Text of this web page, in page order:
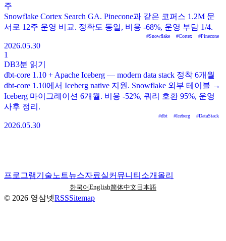
주
Snowflake Cortex Search GA. Pinecone과 같은 코퍼스 1.2M 문
서로 12주 운영 비교. 정확도 동일, 비용 -68%, 운영 부담 1/4.
#Snowflake #Cortex #Pinecone
2026.05.30
1
DB3분 읽기
dbt-core 1.10 + Apache Iceberg — modern data stack 정착 6개월
dbt-core 1.10에서 Iceberg native 지원. Snowflake 외부 테이블 →
Iceberg 마이그레이션 6개월. 비용 -52%, 쿼리 호환 95%, 운영
사후 정리.
#dbt #Iceberg #DataStack
2026.05.30
프로그램기술노트뉴스자료실커뮤니티 소개 올리
한국어English简体中文 日本語
© 2026 영삼넷RSSSitemap